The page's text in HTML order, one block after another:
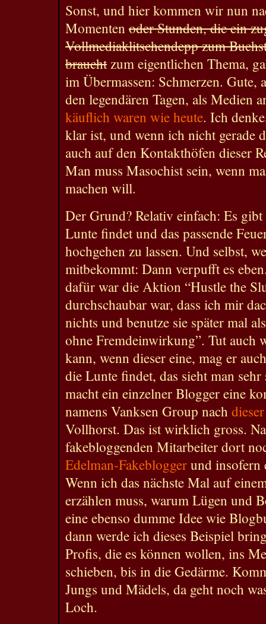
Sonst, und hier kommen wir nun
Momenten oder Stunden, die ein
Vollmediaklitschendepp zum
brauchtzum eigentlichen Thema,
im Übermassen: Schmerzen. Gute,
den legendären Tagen, als Medien
käuflich waren wie heute. Ich
klar ist, und wenn ich nicht gerade
auch auf den Kontakthöfen dieser
Man muss Masochist sein, wenn
machen will.
Der Grund? Relativ einfach: Es
Lunte findet und das passende
hochgehen zu lassen. Und selbst,
mitbekommt: Dann verpufft es
dafür war die Aktion “Hustle the
durchschaubar war, dass ich mir
nichts und benutze sie später mal
ohne Fremdeinwirkung”. Tut auch
kann, wenn dieser eine, mag er
die Lunte findet, das sieht man
macht ein einzelner Blogger eine
namens Vanksen Group nach
Vollhorst. Das ist wirklich gross.
fakebloggenden Mitarbeiter dort
Edelman-Fakeblogger und insofern
Wenn ich das nächste Mal auf
erzählen muss, warum Lügen und
eine ebenso dumme Idee wie
dann werde ich dieses Beispiel
Profis, die es können wollen, ins
schieben, bis in die Gedärme.
Jungs und Mädels, da geht noch
Loch.